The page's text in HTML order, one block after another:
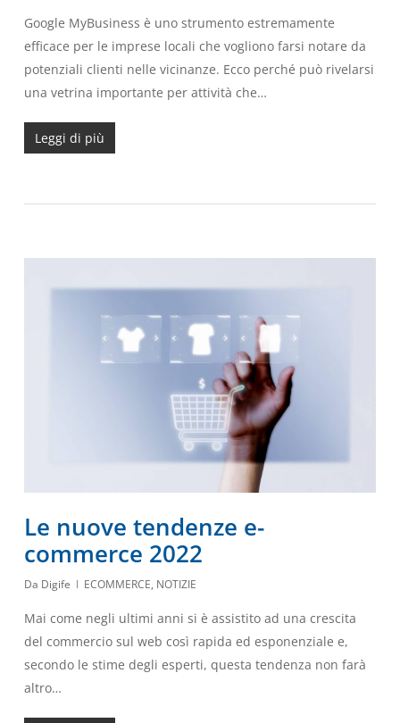
Google MyBusiness è uno strumento estremamente
efficace per le imprese locali che vogliono farsi notare da
potenziali clienti nelle vicinanze. Ecco perché può rivelarsi
una vetrina importante per attività che…
Leggi di più
Le nuove tendenze e-
commerce 2022
Da Digife ECOMMERCE, NOTIZIE
Mai come negli ultimi anni si è assistito ad una crescita
del commercio sul web così rapida ed esponenziale e,
secondo le stime degli esperti, questa tendenza non farà
altro…